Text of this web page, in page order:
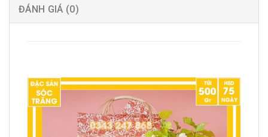
ĐÁNH GIÁ (0)